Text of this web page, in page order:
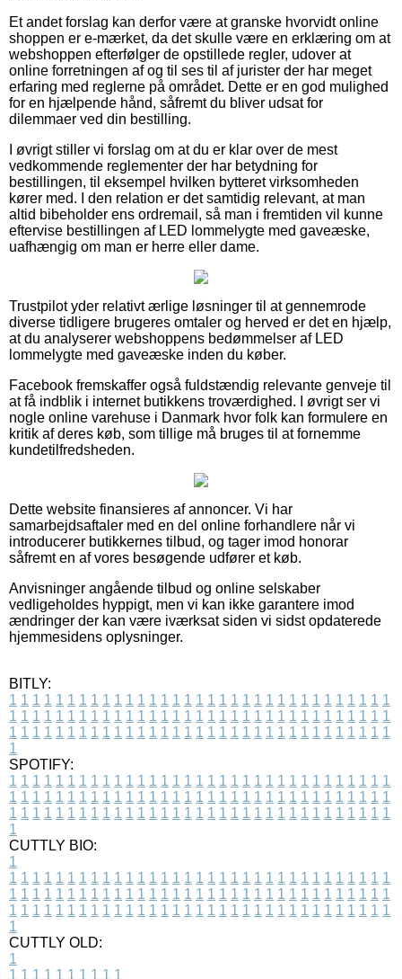
Et andet forslag kan derfor være at granske hvorvidt online
shoppen er e-mærket, da det skulle være en erklæring om at
webshoppen efterfølger de opstillede regler, udover at
online forretningen af og til ses til af jurister der har meget
erfaring med reglerne på området. Dette er en god mulighed
for en hjælpende hånd, såfremt du bliver udsat for
dilemmaer ved din bestilling.
I øvrigt stiller vi forslag om at du er klar over de mest
vedkommende reglementer der har betydning for
bestillingen, til eksempel hvilken bytteret virksomheden
kører med. I den relation er det samtidig relevant, at man
altid bibeholder ens ordremail, så man i fremtiden vil kunne
eftervise bestillingen af LED lommelygte med gaveæske,
uafhængig om man er herre eller dame.
Trustpilot yder relativt ærlige løsninger til at gennemrode
diverse tidligere brugeres omtaler og herved er det en hjælp,
at du analyserer webshoppens bedømmelser af LED
lommelygte med gaveæske inden du køber.
Facebook fremskaffer også fuldstændig relevante genveje til
at få indblik i internet butikkens troværdighed. I øvrigt ser vi
nogle online varehuse i Danmark hvor folk kan formulere en
kritik af deres køb, som tillige må bruges til at fornemme
kundetilfredsheden.
Dette website finansieres af annoncer. Vi har
samarbejdsaftaler med en del online forhandlere når vi
introducerer butikkernes tilbud, og tager imod honorar
såfremt en af vores besøgende udfører et køb.
Anvisninger angående tilbud og online selskaber
vedligeholdes hyppigt, men vi kan ikke garantere imod
ændringer der kan være iværksat siden vi sidst opdaterede
hjemmesidens oplysninger.
BITLY:
1 1 1 1 1 1 1 1 1 1 1 1 1 1 1 1 1 1 1 1 1 1 1 1 1 1 1 1 1 1 1 1 1
1 1 1 1 1 1 1 1 1 1 1 1 1 1 1 1 1 1 1 1 1 1 1 1 1 1 1 1 1 1 1 1 1
1 1 1 1 1 1 1 1 1 1 1 1 1 1 1 1 1 1 1 1 1 1 1 1 1 1 1 1 1 1 1 1 1
1
SPOTIFY:
1 1 1 1 1 1 1 1 1 1 1 1 1 1 1 1 1 1 1 1 1 1 1 1 1 1 1 1 1 1 1 1 1
1 1 1 1 1 1 1 1 1 1 1 1 1 1 1 1 1 1 1 1 1 1 1 1 1 1 1 1 1 1 1 1 1
1 1 1 1 1 1 1 1 1 1 1 1 1 1 1 1 1 1 1 1 1 1 1 1 1 1 1 1 1 1 1 1 1
1
CUTTLY BIO:
1
1 1 1 1 1 1 1 1 1 1 1 1 1 1 1 1 1 1 1 1 1 1 1 1 1 1 1 1 1 1 1 1 1
1 1 1 1 1 1 1 1 1 1 1 1 1 1 1 1 1 1 1 1 1 1 1 1 1 1 1 1 1 1 1 1 1
1 1 1 1 1 1 1 1 1 1 1 1 1 1 1 1 1 1 1 1 1 1 1 1 1 1 1 1 1 1 1 1 1
1
CUTTLY OLD:
1
1 1 1 1 1 1 1 1 1 1